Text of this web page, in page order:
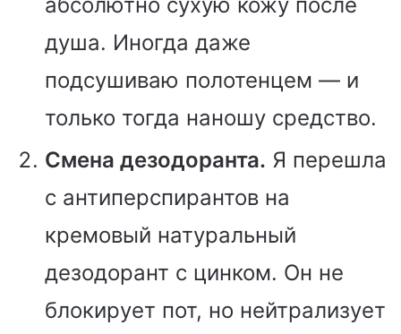
абсолютно сухую кожу после
душа. Иногда даже
подсушиваю полотенцем — и
только тогда наношу средство.
Смена дезодоранта. Я перешла
с антиперспирантов на
кремовый натуральный
дезодорант с цинком. Он не
блокирует пот, но нейтрализует